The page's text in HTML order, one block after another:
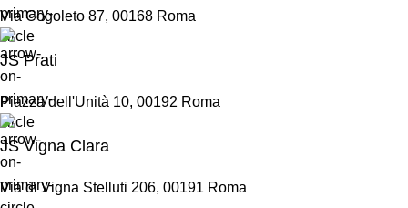
Via Cogoleto 87, 00168 Roma
JS Prati
Piazza dell'Unità 10, 00192 Roma
JS Vigna Clara
Via di Vigna Stelluti 206, 00191 Roma